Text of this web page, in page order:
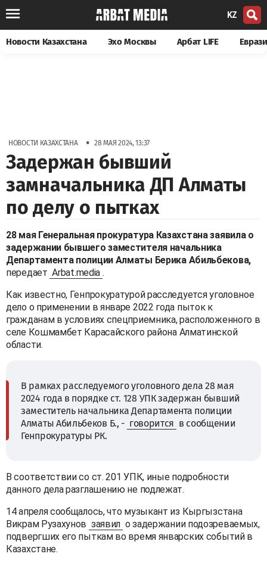
KZ
Новости Казахстана Эхо Москвы Арбат LIFE
НОВОСТИ КАЗАХСТАНА • 28 МАЯ 2024, 13:37
Задержан бывший
замначальника ДП Алматы
по делу о пытках
28 мая Генеральная прокуратура Казахстана заявила о
задержании бывшего заместителя начальника
Департамента полиции Алматы Берика Абильбекова,
передает Arbat.media .
Как известно, Генпрокуратурой расследуется уголовное
дело о применении в январе 2022 года пыток к
гражданам в условиях спецприемника, расположенного в
селе Кошмамбет Карасайского района Алматинской
области.
В рамках расследуемого уголовного дела 28 мая
2024 года в порядке ст. 128 УПК задержан бывший
заместитель начальника Департамента полиции
Алматы Абильбеков Б., - говорится в сообщении
Генпрокуратуры РК.
В соответствии со ст. 201 УПК, иные подробности
данного дела разглашению не подлежат.
14 апреля сообщалось, что музыкант из Кыргызстана
Викрам Рузахунов заявил о задержании подозреваемых,
подвергших его пыткам во время январских событий в
Казахстане.